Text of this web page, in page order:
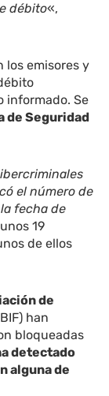
débito«,
los emisores y
informado. Se
de Seguridad
el número de
fecha de
19
de ellos
de
han
bloqueadas
detectado
alguna de